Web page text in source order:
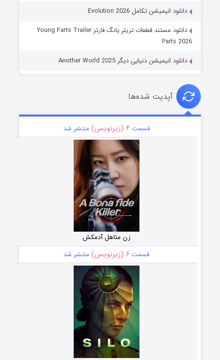
دانلود انیمیشن تکامل Evolution 2026
دانلود مستند قطعات تریلر یانگ فارتز Young Farts Trailer
Parts 2026
دانلود انیمیشن دنیایی دیگر Another World 2025
آپدیت شده‌ها
قسمت۴ (زیرنویس) منتشر شد
زن متاهل آدمکش
قسمت ۶ (زیرنویس) منتشر شد